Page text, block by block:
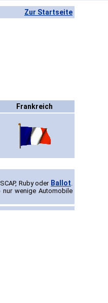
Zur Startseite
Frankreich
Ruby oder Ballot.
wenige Automobile